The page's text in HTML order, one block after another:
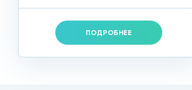
ПОДРОБНЕЕ